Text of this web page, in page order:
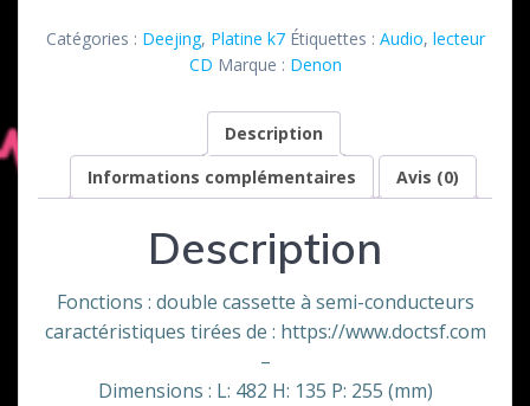
K7
740R
Catégories : Deejing, Platine k7 Étiquettes : Audio, lecteur
CD Marque : Denon
Description
Informations complémentaires
Avis (0)
Description
Fonctions : double cassette à semi-conducteurs
caractéristiques tirées de : https://www.doctsf.com
–
Dimensions : L: 482 H: 135 P: 255 (mm)